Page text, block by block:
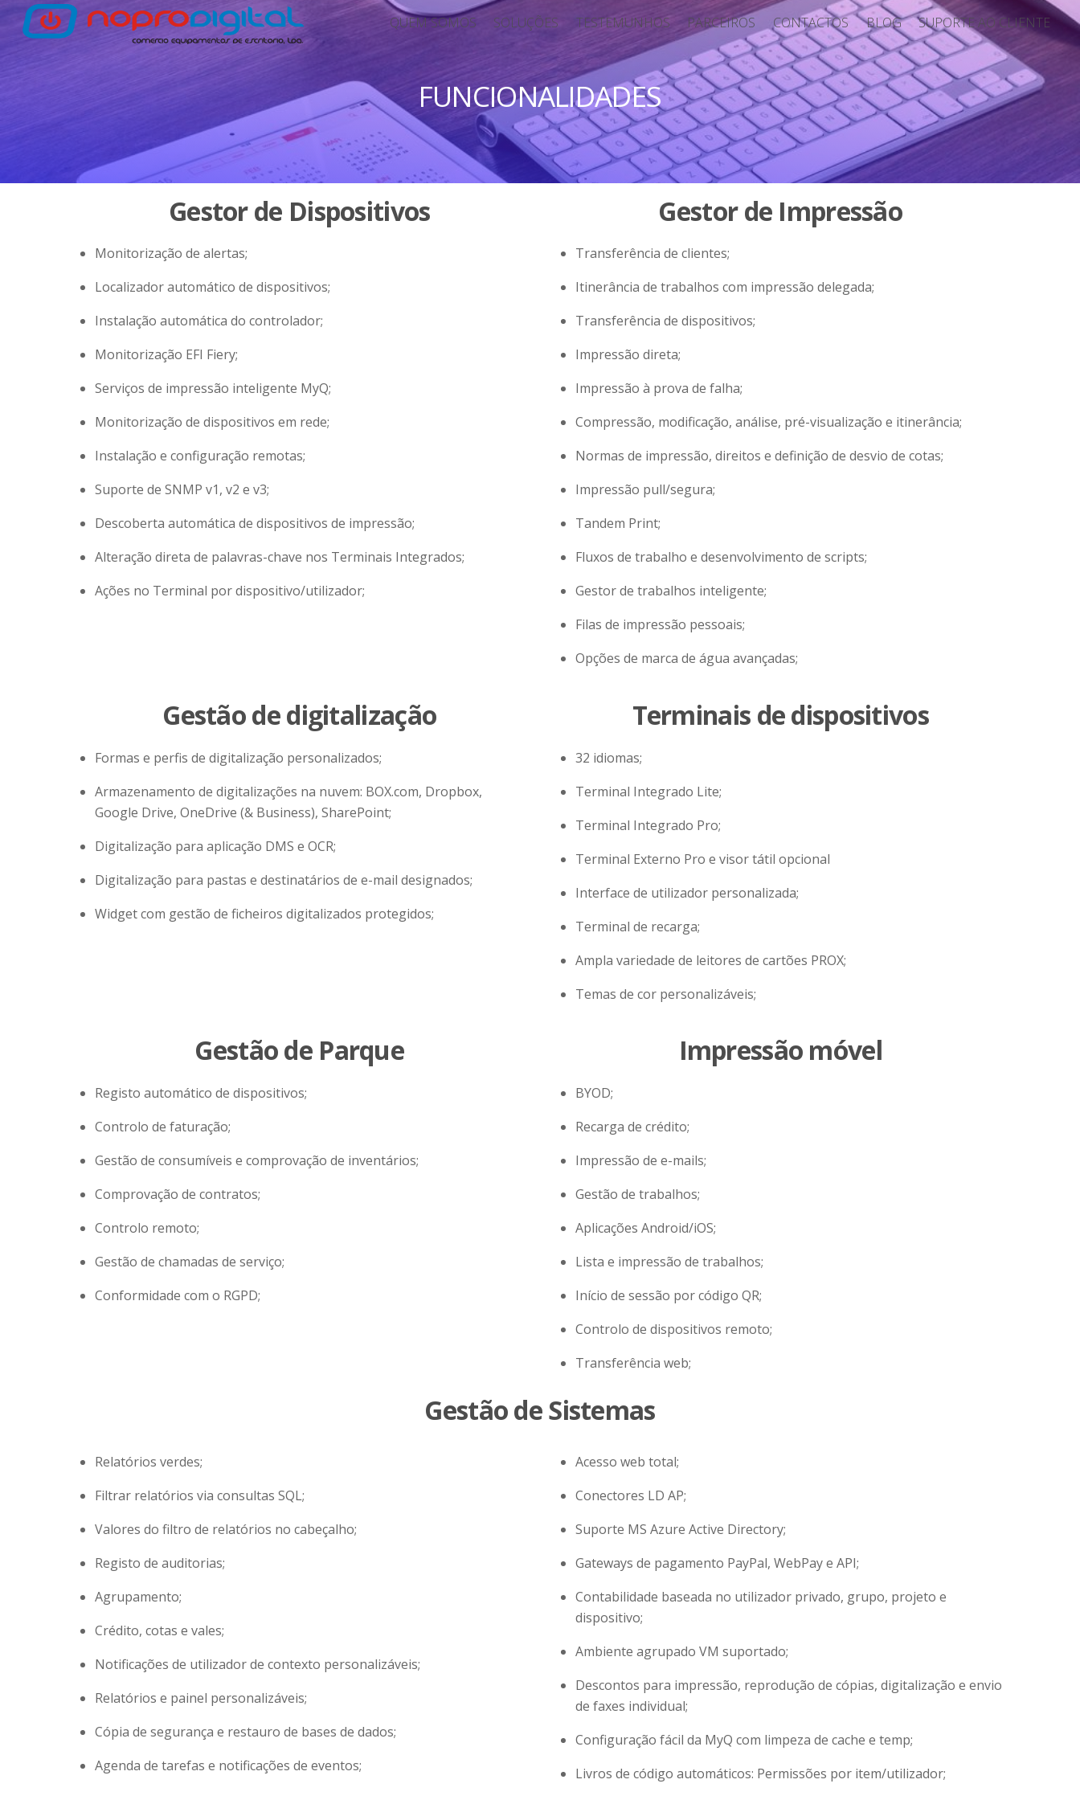
QUEM SOMOS SOLUÇÕES TESTEMUNHOS PARCEIROS CONTACTOS BLOG SUPORTE AO CLIENTE
FUNCIONALIDADES
Gestor de Dispositivos
Monitorização de alertas;
Localizador automático de dispositivos;
Instalação automática do controlador;
Monitorização EFI Fiery;
Serviços de impressão inteligente MyQ;
Monitorização de dispositivos em rede;
Instalação e configuração remotas;
Suporte de SNMP v1, v2 e v3;
Descoberta automática de dispositivos de impressão;
Alteração direta de palavras-chave nos Terminais Integrados;
Ações no Terminal por dispositivo/utilizador;
Gestor de Impressão
Transferência de clientes;
Itinerância de trabalhos com impressão delegada;
Transferência de dispositivos;
Impressão direta;
Impressão à prova de falha;
Compressão, modificação, análise, pré-visualização e itinerância;
Normas de impressão, direitos e definição de desvio de cotas;
Impressão pull/segura;
Tandem Print;
Fluxos de trabalho e desenvolvimento de scripts;
Gestor de trabalhos inteligente;
Filas de impressão pessoais;
Opções de marca de água avançadas;
Gestão de digitalização
Formas e perfis de digitalização personalizados;
Armazenamento de digitalizações na nuvem: BOX.com, Dropbox,
Google Drive, OneDrive (& Business), SharePoint;
Digitalização para aplicação DMS e OCR;
Digitalização para pastas e destinatários de e-mail designados;
Widget com gestão de ficheiros digitalizados protegidos;
Terminais de dispositivos
32 idiomas;
Terminal Integrado Lite;
Terminal Integrado Pro;
Terminal Externo Pro e visor tátil opcional
Interface de utilizador personalizada;
Terminal de recarga;
Ampla variedade de leitores de cartões PROX;
Temas de cor personalizáveis;
Gestão de Parque
Registo automático de dispositivos;
Controlo de faturação;
Gestão de consumíveis e comprovação de inventários;
Comprovação de contratos;
Controlo remoto;
Gestão de chamadas de serviço;
Conformidade com o RGPD;
Impressão móvel
BYOD;
Recarga de crédito;
Impressão de e-mails;
Gestão de trabalhos;
Aplicações Android/iOS;
Lista e impressão de trabalhos;
Início de sessão por código QR;
Controlo de dispositivos remoto;
Transferência web;
Gestão de Sistemas
Relatórios verdes;
Filtrar relatórios via consultas SQL;
Valores do filtro de relatórios no cabeçalho;
Registo de auditorias;
Agrupamento;
Crédito, cotas e vales;
Notificações de utilizador de contexto personalizáveis;
Relatórios e painel personalizáveis;
Cópia de segurança e restauro de bases de dados;
Agenda de tarefas e notificações de eventos;
Acesso web total;
Conectores LD AP;
Suporte MS Azure Active Directory;
Gateways de pagamento PayPal, WebPay e API;
Contabilidade baseada no utilizador privado, grupo, projeto e
dispositivo;
Ambiente agrupado VM suportado;
Descontos para impressão, reprodução de cópias, digitalização e envio
de faxes individual;
Configuração fácil da MyQ com limpeza de cache e temp;
Livros de código automáticos: Permissões por item/utilizador;